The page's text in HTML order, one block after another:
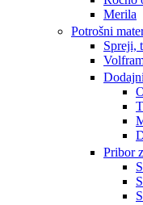
Merila
Potrošni
Spreji,
Pribor